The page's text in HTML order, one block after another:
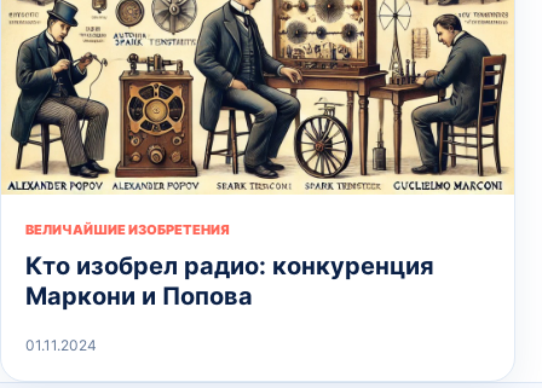
ВЕЛИЧАЙШИЕ ИЗОБРЕТЕНИЯ
Кто изобрел радио: конкуренция
Маркони и Попова
01.11.2024